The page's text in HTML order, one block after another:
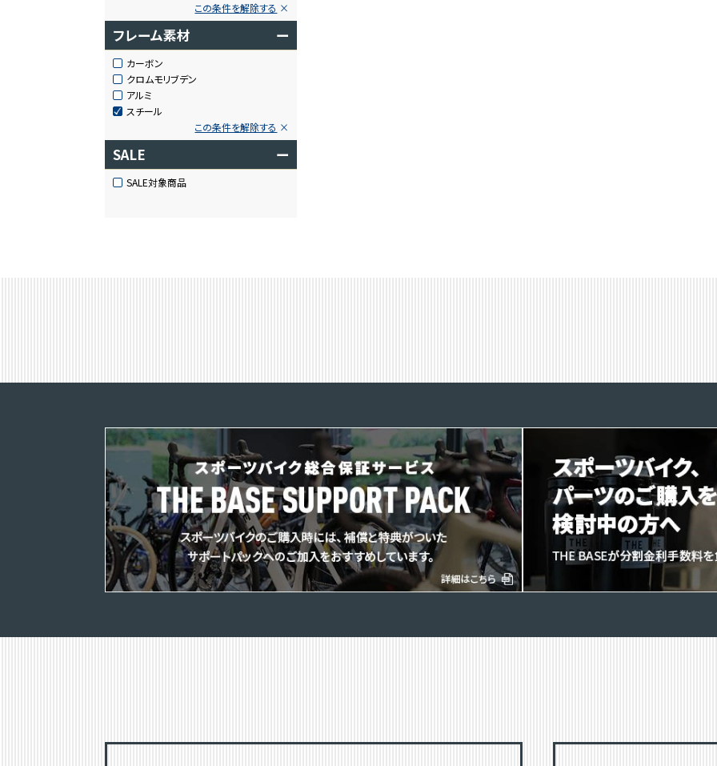
この条件を解除する
フレーム素材 ー
カーボン
クロムモリブデン
アルミ
スチール
この条件を解除する
SALE ー
SALE対象商品